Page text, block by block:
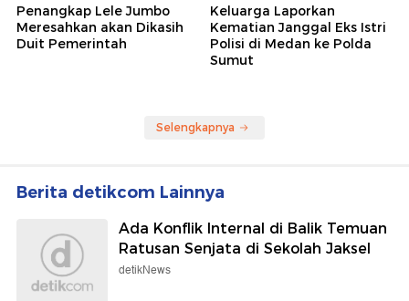
Penangkap Lele Jumbo
Meresahkan akan Dikasih
Duit Pemerintah
Keluarga Laporkan
Kematian Janggal Eks Istri
Polisi di Medan ke Polda
Sumut
Selengkapnya
Berita detikcom Lainnya
Ada Konflik Internal di Balik Temuan
Ratusan Senjata di Sekolah Jaksel
detikNews